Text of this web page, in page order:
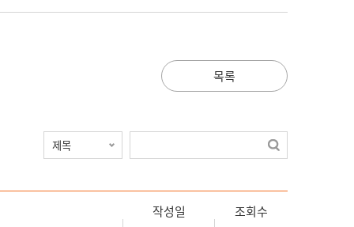
목록
작성일 조회수